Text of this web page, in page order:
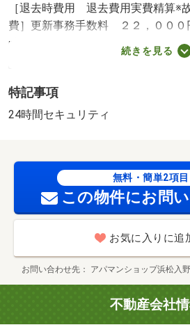
［退去時費用 退去費用実費精算※
費］更新事務手数料 ２２，０００
時にクリーニング費６０，０００円
０円（税込）が必要となります。貸
ｍ コンビニ・４０８ｍ スーパー
３３８ｍ ◇新婚さんにオススメの
☆お気軽にお問い合わせください
社）全日本不動産協会 公取協名：
議会加盟/クリーニング費 60000円/
続きを見る
特記事項
24時間セキュリティ
無料・簡単2項目
この物件にお問
お気に入りに追
お問い合わせ先 アパマンショップ浜松入
不動産会社